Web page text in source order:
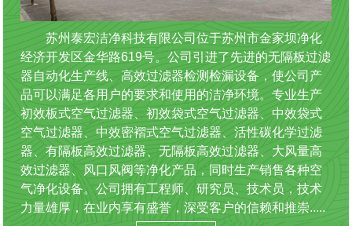
苏州泰宏洁净科技有限公司位于苏州市金家坝净化
经济开发区金华路619号。公司引进了先进的无隔板过滤
器自动化生产线、高效过滤器检测检漏设备，使公司产
品可以满足各用户的要求和使用的洁净环境。专业生产
初效板式空气过滤器、初效袋式空气过滤器、中效袋式
空气过滤器、中效密褶式空气过滤器、活性碳化学过滤
器、有隔板高效过滤器、无隔板高效过滤器、大风量高
效过滤器、风口风阀等净化产品，同时生产销售各种空
气净化设备。公司拥有工程师、研究员、技术员，技术
力量雄厚，在业内享有盛誉，深受客户的信赖和推崇.....